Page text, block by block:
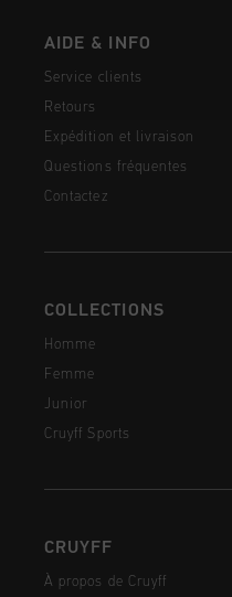
AIDE & INFO
Service clients
Retours
Expédition et livraison
Questions fréquentes
Contactez
COLLECTIONS
Homme
Femme
Junior
Cruyff Sports
CRUYFF
À propos de Cruyff